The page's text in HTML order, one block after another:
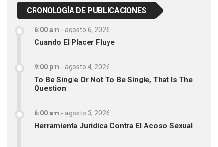
CRONOLOGÍA DE PUBLICACIONES
6:00 am - agosto 6, 2026
Cuando El Placer Fluye
9:00 pm - agosto 4, 2026
To Be Single Or Not To Be Single, That Is The
Question
6:00 am - agosto 3, 2026
Herramienta Jurídica Contra El Acoso Sexual